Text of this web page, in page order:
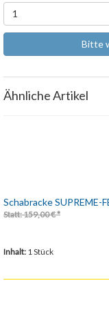
1
Bitte
Ähnliche Artikel
Schabracke SUPREME-
Statt: 159,00 € *
Inhalt: 1 Stück